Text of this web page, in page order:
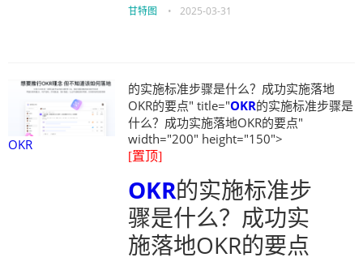
甘特图 • 2025-03-31
OKR
的实施标准步骤是什么？成功实施落地
OKR的要点" title="OKR的实施标准步骤是
什么？成功实施落地OKR的要点"
width="200" height="150">
[置顶]
OKR的实施标准步
骤是什么？成功实
施落地OKR的要点